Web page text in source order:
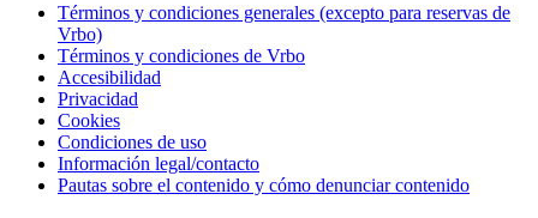
Términos y condiciones generales (excepto para reservas de
Vrbo)
Términos y condiciones de Vrbo
Accesibilidad
Privacidad
Cookies
Condiciones de uso
Información legal/contacto
Pautas sobre el contenido y cómo denunciar contenido